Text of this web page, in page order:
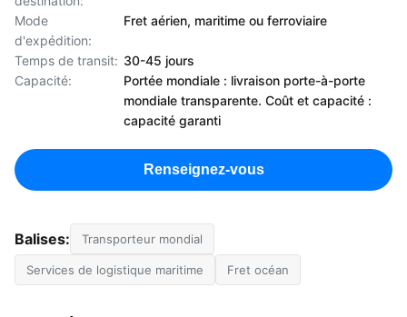
Mode
d'expédition:
Fret aérien, maritime ou ferroviaire
Temps de transit: 30-45 jours
Capacité:
Portée mondiale : livraison porte-à-porte
mondiale transparente. Coût et capacité :
capacité garanti
Renseignez-vous
Balises: Transporteur mondial
Services de logistique maritime Fret océan